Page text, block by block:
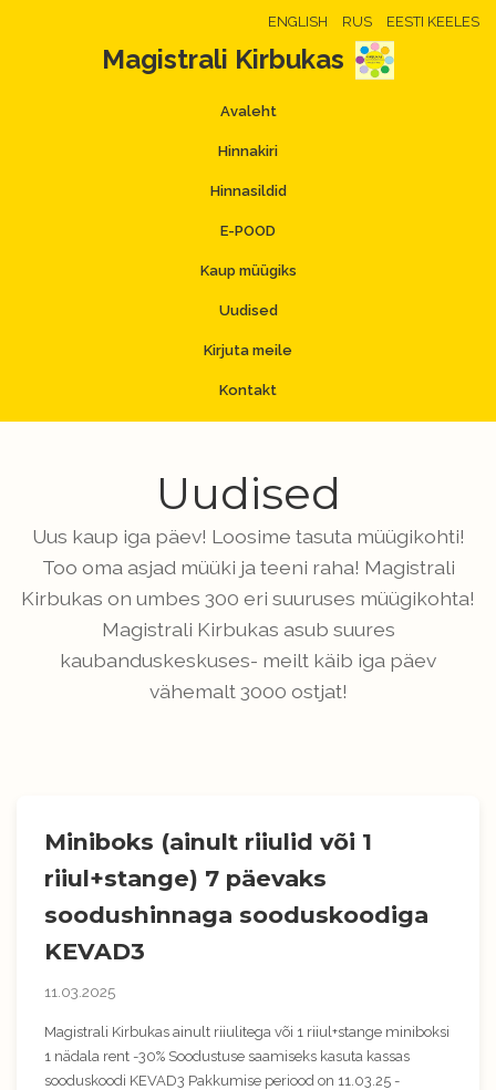
ENGLISH RUS EESTI KEELES
Magistrali Kirbukas
Avaleht
Hinnakiri
Hinnasildid
E-POOD
Kaup müügiks
Uudised
Kirjuta meile
Kontakt
Uudised
Uus kaup iga päev! Loosime tasuta müügikohti!
Too oma asjad müüki ja teeni raha! Magistrali
Kirbukas on umbes 300 eri suuruses müügikohta!
Magistrali Kirbukas asub suures
kaubanduskeskuses- meilt käib iga päev
vähemalt 3000 ostjat!
Miniboks (ainult riiulid või 1
riiul+stange) 7 päevaks
soodushinnaga sooduskoodiga
KEVAD3
11.03.2025
Magistrali Kirbukas ainult riiulitega või 1 riiul+stange miniboksi
1 nädala rent -30% Soodustuse saamiseks kasuta kassas
sooduskoodi KEVAD3 Pakkumise periood on 11.03.25 -